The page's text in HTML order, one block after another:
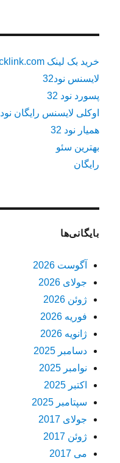
خرید بک لینک behtarinbacklink.com
لایسنس نود32
پسورد نود 32
اوکلی لایسنس رایگان نود 32
همیار نود 32
بهترین سئو
رایگان
بایگانی‌ها
آگوست 2026
جولای 2026
ژوئن 2026
فوریه 2026
ژانویه 2026
دسامبر 2025
نوامبر 2025
اکتبر 2025
سپتامبر 2025
جولای 2017
ژوئن 2017
می 2017